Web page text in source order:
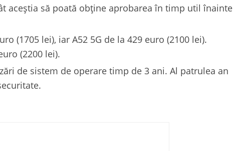
aceștia să poată obține aprobarea în timp util înainte
(1705 lei), iar A52 5G de la 429 euro (2100 lei).
(2200 lei).
de sistem de operare timp de 3 ani. Al patrulea an